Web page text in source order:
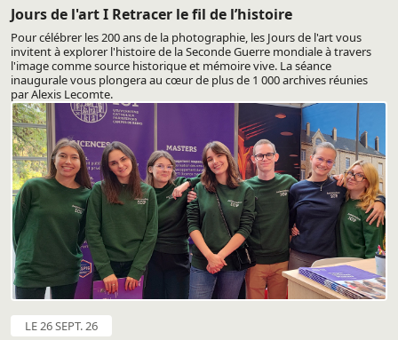
Jours de l'art I Retracer le fil de l’histoire
Pour célébrer les 200 ans de la photographie, les Jours de l'art vous
invitent à explorer l'histoire de la Seconde Guerre mondiale à travers
l'image comme source historique et mémoire vive. La séance
inaugurale vous plongera au cœur de plus de 1 000 archives réunies
par Alexis Lecomte.
LE 26 SEPT. 26